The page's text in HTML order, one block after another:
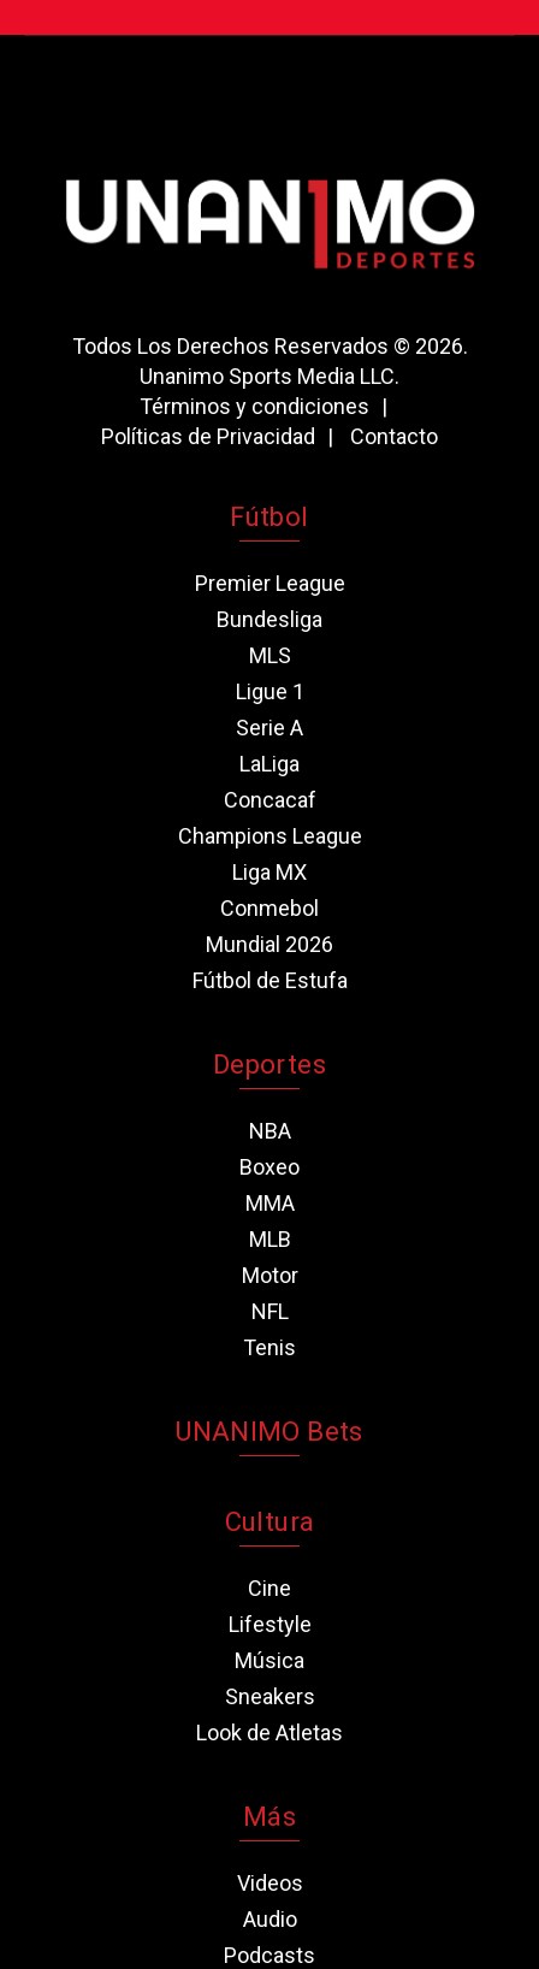
Todos Los Derechos Reservados © 2026.
Unanimo Sports Media LLC.
Términos y condiciones
Políticas de Privacidad
Contacto
Fútbol
Premier League
Bundesliga
MLS
Ligue 1
Serie A
LaLiga
Concacaf
Champions League
Liga MX
Conmebol
Mundial 2026
Fútbol de Estufa
Deportes
NBA
Boxeo
MMA
MLB
Motor
NFL
Tenis
UNANIMO Bets
Cultura
Cine
Lifestyle
Música
Sneakers
Look de Atletas
Más
Videos
Audio
Podcasts